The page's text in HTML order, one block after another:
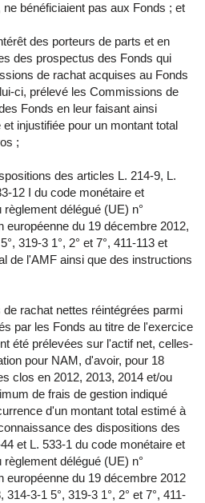
bénéficiaient pas aux Fonds ; et
des porteurs de parts et en
des prospectus des Fonds qui
de rachat acquises au Fonds
ci, prélevé les Commissions de
Fonds en leur faisant ainsi
injustifiée pour un montant total
;
des articles L. 214-9, L.
12 I du code monétaire et
délégué (UE) n°
européenne du 19 décembre 2012,
319-3 1°, 2° et 7°, 411-113 et
de l'AMF ainsi que des instructions
rachat nettes réintégrées parmi
par les Fonds au titre de l'exercice
été prélevées sur l'actif net, celles-
pour NAM, d'avoir, pour 18
clos en 2012, 2013, 2014 et/ou
de frais de gestion indiqué
d'un montant total estimé à
des dispositions des
et L. 533-1 du code monétaire et
délégué (UE) n°
européenne du 19 décembre 2012
3-1 5°, 319-3 1°, 2° et 7°, 411-